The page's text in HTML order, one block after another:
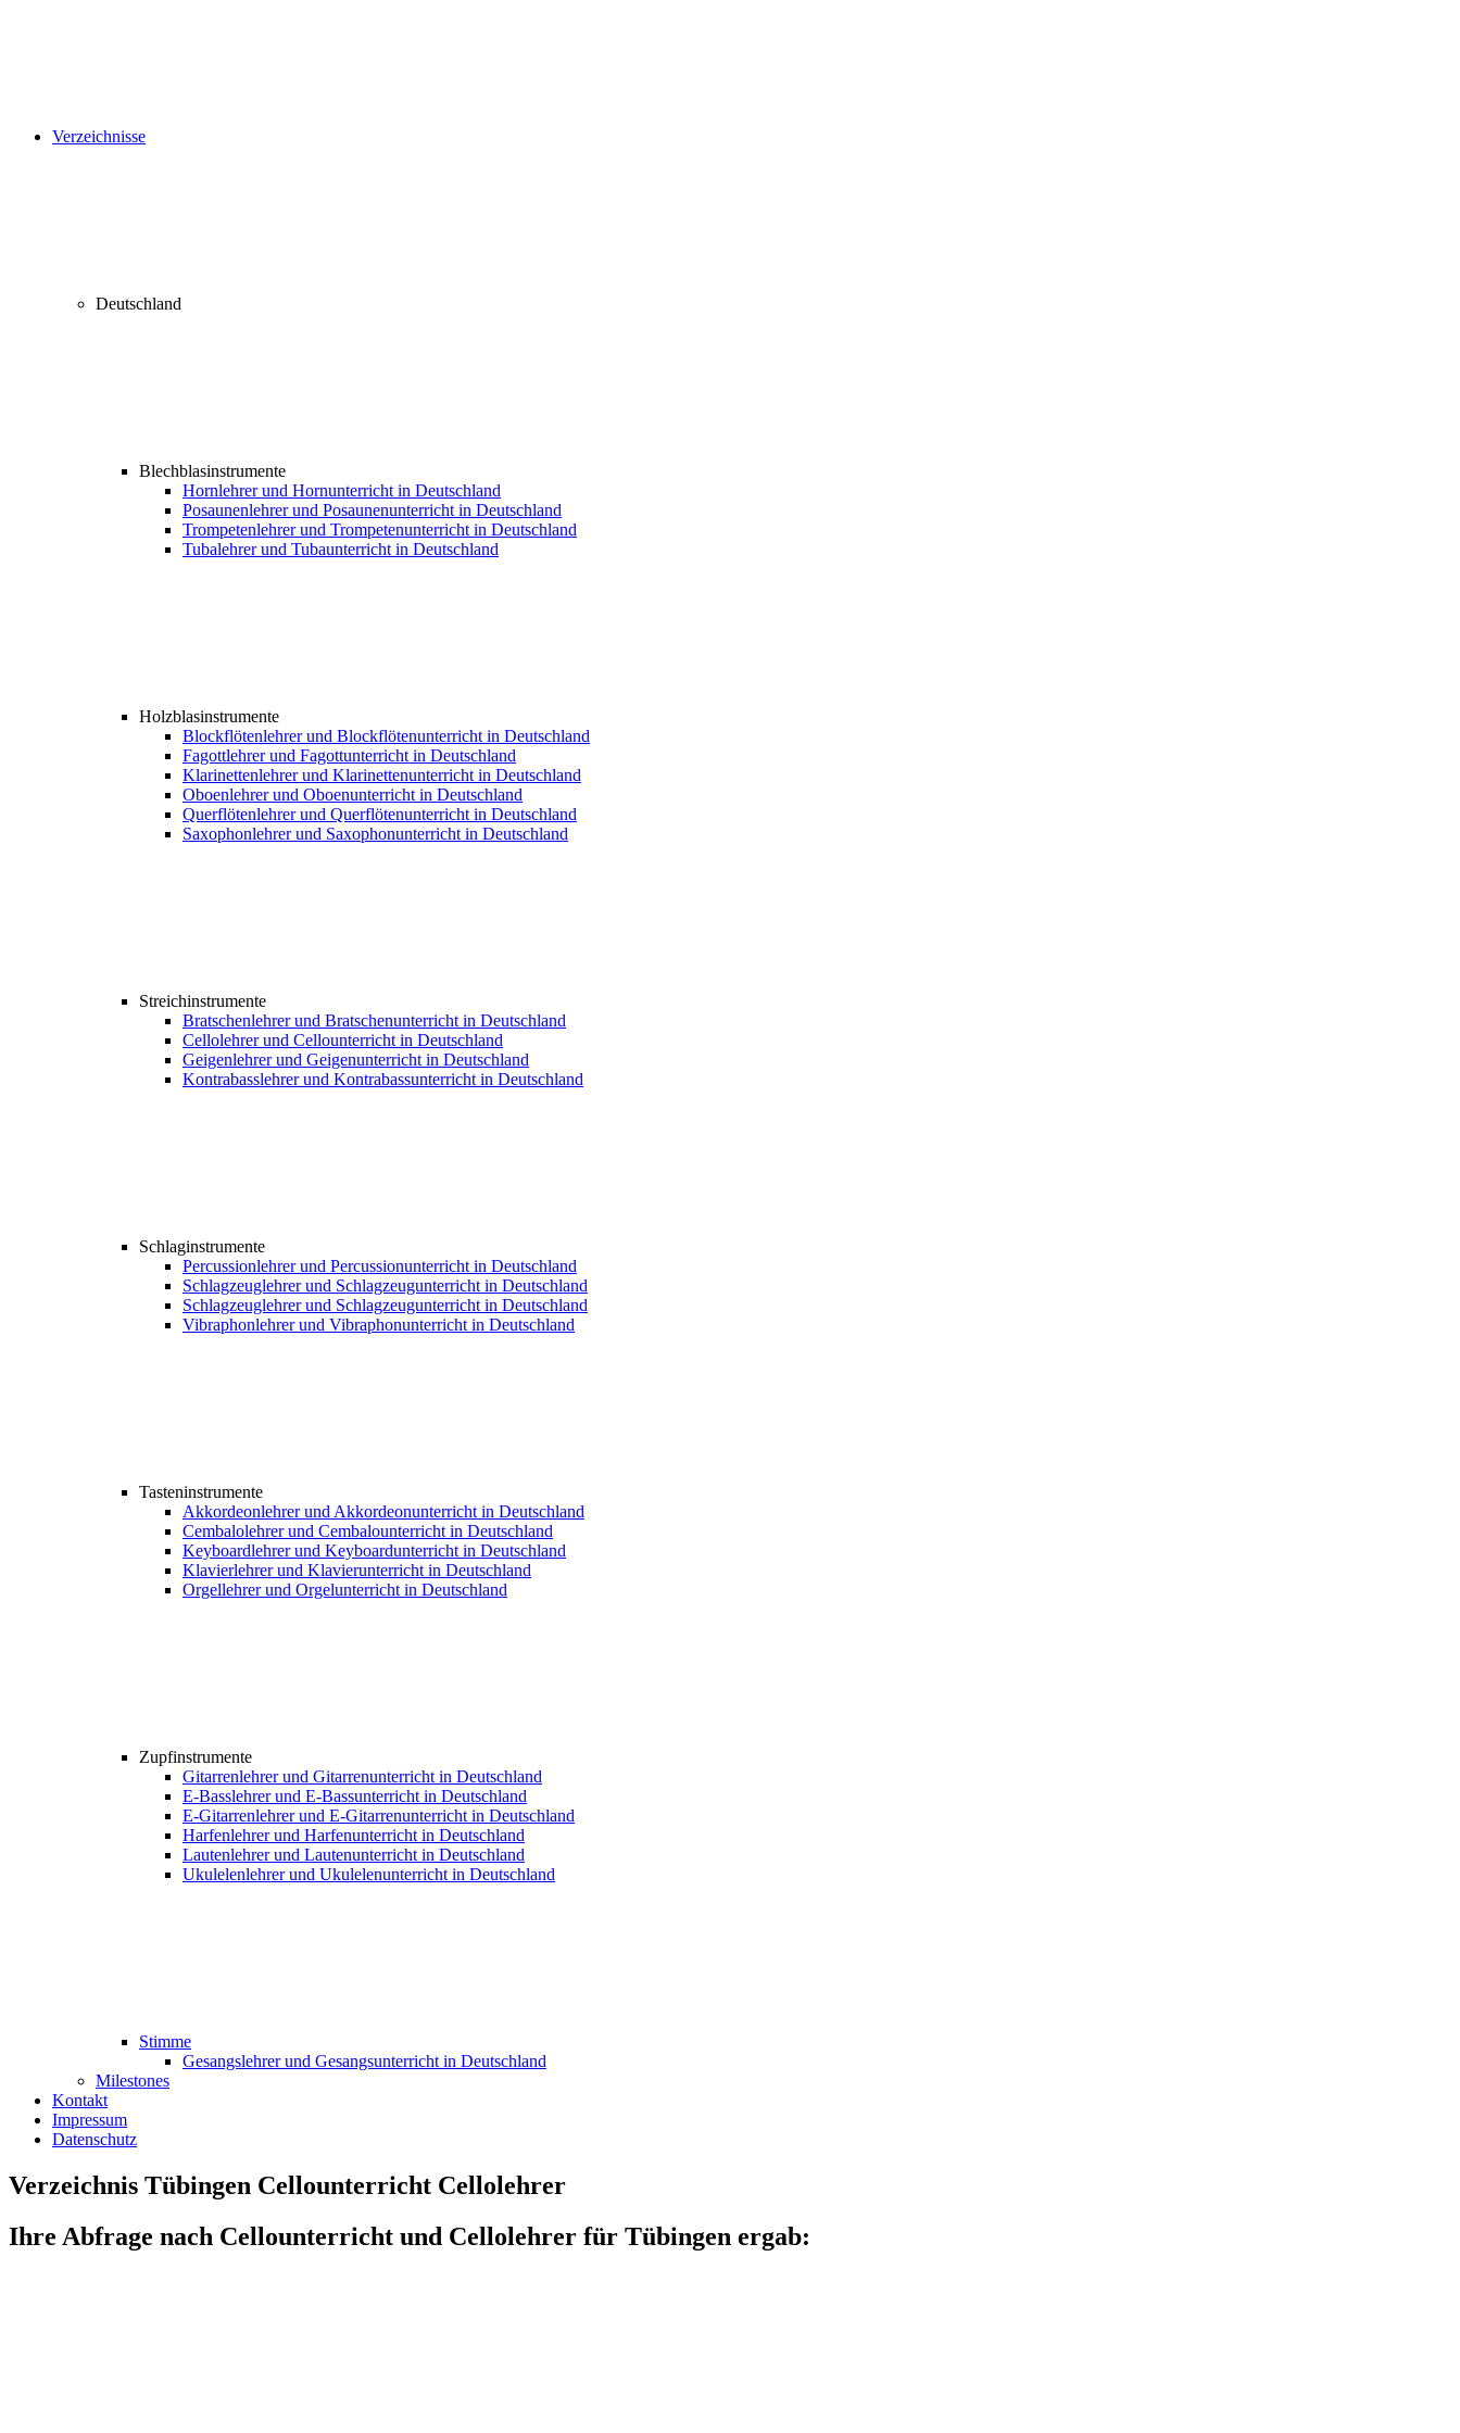
Verzeichnisse
Deutschland
Blechblasinstrumente
Hornlehrer und Hornunterricht in Deutschland
Posaunenlehrer und Posaunenunterricht in Deutschland
Trompetenlehrer und Trompetenunterricht in Deutschland
Tubalehrer und Tubaunterricht in Deutschland
Holzblasinstrumente
Blockflötenlehrer und Blockflötenunterricht in Deutschland
Fagottlehrer und Fagottunterricht in Deutschland
Klarinettenlehrer und Klarinettenunterricht in Deutschland
Oboenlehrer und Oboenunterricht in Deutschland
Querflötenlehrer und Querflötenunterricht in Deutschland
Saxophonlehrer und Saxophonunterricht in Deutschland
Streichinstrumente
Bratschenlehrer und Bratschenunterricht in Deutschland
Cellolehrer und Cellounterricht in Deutschland
Geigenlehrer und Geigenunterricht in Deutschland
Kontrabasslehrer und Kontrabassunterricht in Deutschland
Schlaginstrumente
Percussionlehrer und Percussionunterricht in Deutschland
Schlagzeuglehrer und Schlagzeugunterricht in Deutschland
Schlagzeuglehrer und Schlagzeugunterricht in Deutschland
Vibraphonlehrer und Vibraphonunterricht in Deutschland
Tasteninstrumente
Akkordeonlehrer und Akkordeonunterricht in Deutschland
Cembalolehrer und Cembalounterricht in Deutschland
Keyboardlehrer und Keyboardunterricht in Deutschland
Klavierlehrer und Klavierunterricht in Deutschland
Orgellehrer und Orgelunterricht in Deutschland
Zupfinstrumente
Gitarrenlehrer und Gitarrenunterricht in Deutschland
E-Basslehrer und E-Bassunterricht in Deutschland
E-Gitarrenlehrer und E-Gitarrenunterricht in Deutschland
Harfenlehrer und Harfenunterricht in Deutschland
Lautenlehrer und Lautenunterricht in Deutschland
Ukulelenlehrer und Ukulelenunterricht in Deutschland
Stimme
Gesangslehrer und Gesangsunterricht in Deutschland
Milestones
Kontakt
Impressum
Datenschutz
Verzeichnis Tübingen Cellounterricht Cellolehrer
Ihre Abfrage nach Cellounterricht und Cellolehrer für Tübingen ergab: